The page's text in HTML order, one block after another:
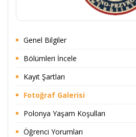
Genel Bilgiler
Bölümleri İncele
Kayıt Şartları
Fotoğraf Galerisi
Polonya Yaşam Koşulları
Öğrenci Yorumları